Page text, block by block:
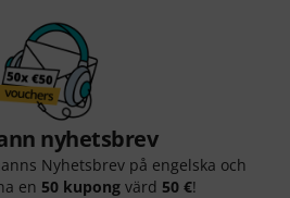
nyhetsbrev
Nyhetsbrev på engelska och
en 50 kupong värd 50 €!